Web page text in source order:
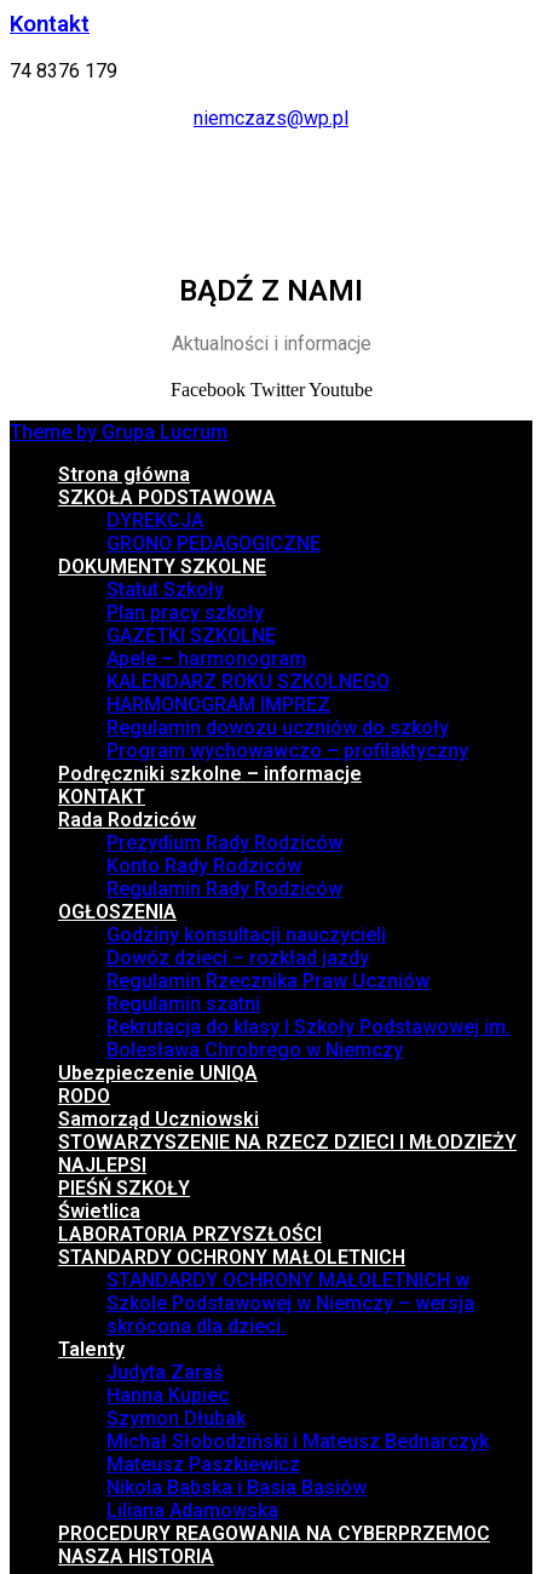
Kontakt
74 8376 179
niemczazs@wp.pl
BĄDŹ Z NAMI
Aktualności i informacje
Facebook Twitter Youtube
Theme by Grupa Lucrum
Strona główna
SZKOŁA PODSTAWOWA
DYREKCJA
GRONO PEDAGOGICZNE
DOKUMENTY SZKOLNE
Statut Szkoły
Plan pracy szkoły
GAZETKI SZKOLNE
Apele – harmonogram
KALENDARZ ROKU SZKOLNEGO
HARMONOGRAM IMPREZ
Regulamin dowozu uczniów do szkoły
Program wychowawczo – profilaktyczny
Podręczniki szkolne – informacje
KONTAKT
Rada Rodziców
Prezydium Rady Rodziców
Konto Rady Rodziców
Regulamin Rady Rodziców
OGŁOSZENIA
Godziny konsultacji nauczycieli
Dowóz dzieci – rozkład jazdy
Regulamin Rzecznika Praw Uczniów
Regulamin szatni
Rekrutacja do klasy I Szkoły Podstawowej im.
Bolesława Chrobrego w Niemczy
Ubezpieczenie UNIQA
RODO
Samorząd Uczniowski
STOWARZYSZENIE NA RZECZ DZIECI I MŁODZIEŻY
NAJLEPSI
PIEŚŃ SZKOŁY
Świetlica
LABORATORIA PRZYSZŁOŚCI
STANDARDY OCHRONY MAŁOLETNICH
STANDARDY OCHRONY MAŁOLETNICH w
Szkole Podstawowej w Niemczy – wersja
skrócona dla dzieci.
Talenty
Judyta Zaraś
Hanna Kupiec
Szymon Dłubak
Michał Słobodziński i Mateusz Bednarczyk
Mateusz Paszkiewicz
Nikola Babska i Basia Basiów
Liliana Adamowska
PROCEDURY REAGOWANIA NA CYBERPRZEMOC
NASZA HISTORIA